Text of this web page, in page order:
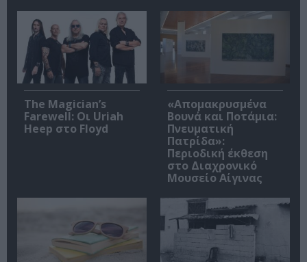
The Magician’s
Farewell: Οι Uriah
Heep στο Floyd
«Απομακρυσμένα
Βουνά και Ποτάμια:
Πνευματική
Πατρίδα»:
Περιοδική έκθεση
στο Διαχρονικό
Μουσείο Αίγινας